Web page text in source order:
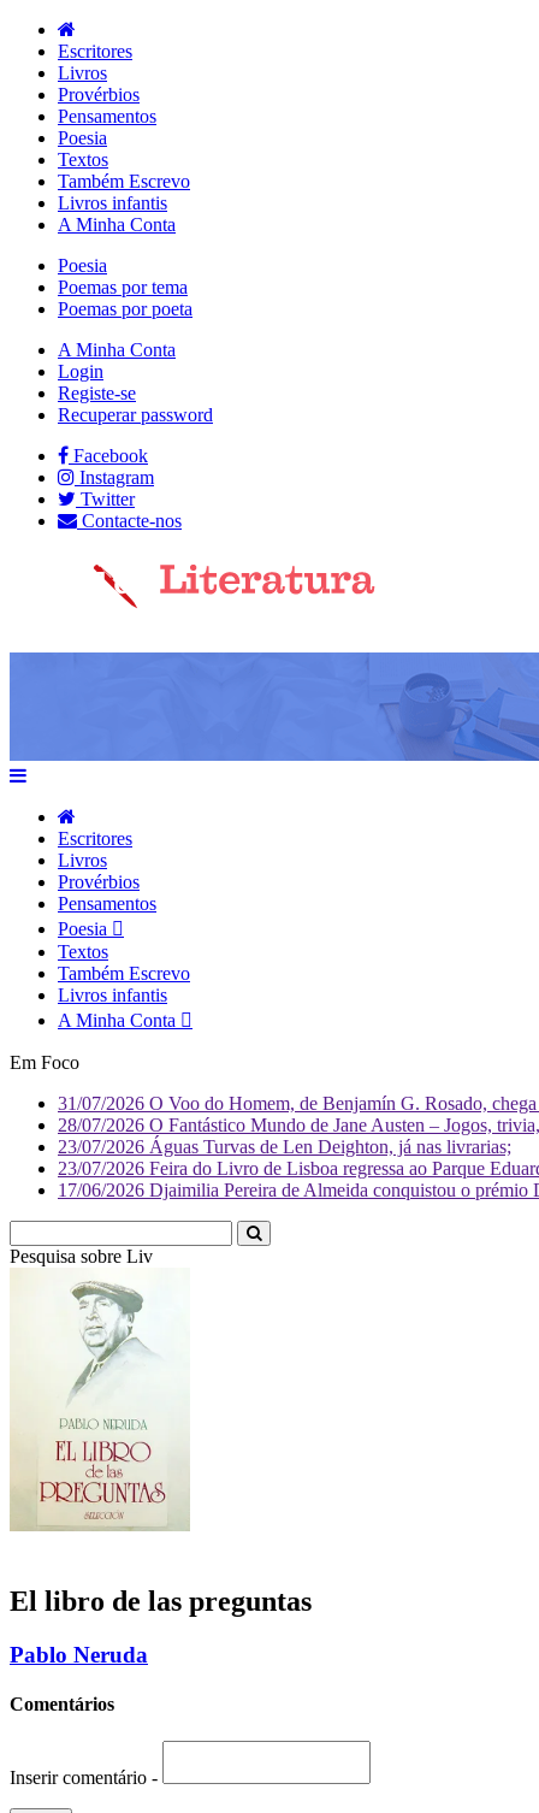
Escritores
Livros
Provérbios
Pensamentos
Poesia
Textos
Também Escrevo
Livros infantis
A Minha Conta
Poesia
Poemas por tema
Poemas por poeta
A Minha Conta
Login
Registe-se
Recuperar password
Facebook
Instagram
Twitter
Contacte-nos
Escritores
Livros
Provérbios
Pensamentos
Poesia
Textos
Também Escrevo
Livros infantis
A Minha Conta
Em Foco
31/07/2026 O Voo do Homem, de Benjamín G. Rosado,
28/07/2026 O Fantástico Mundo de Jane Austen – Jogos,
23/07/2026 Águas Turvas de Len Deighton, já nas livrarias;
23/07/2026 Feira do Livro de Lisboa regressa ao Parque
17/06/2026 Djaimilia Pereira de Almeida conquistou o
Pesquisa sobre Literatura
El libro de las preguntas
Pablo Neruda
Comentários
Inserir comentário -